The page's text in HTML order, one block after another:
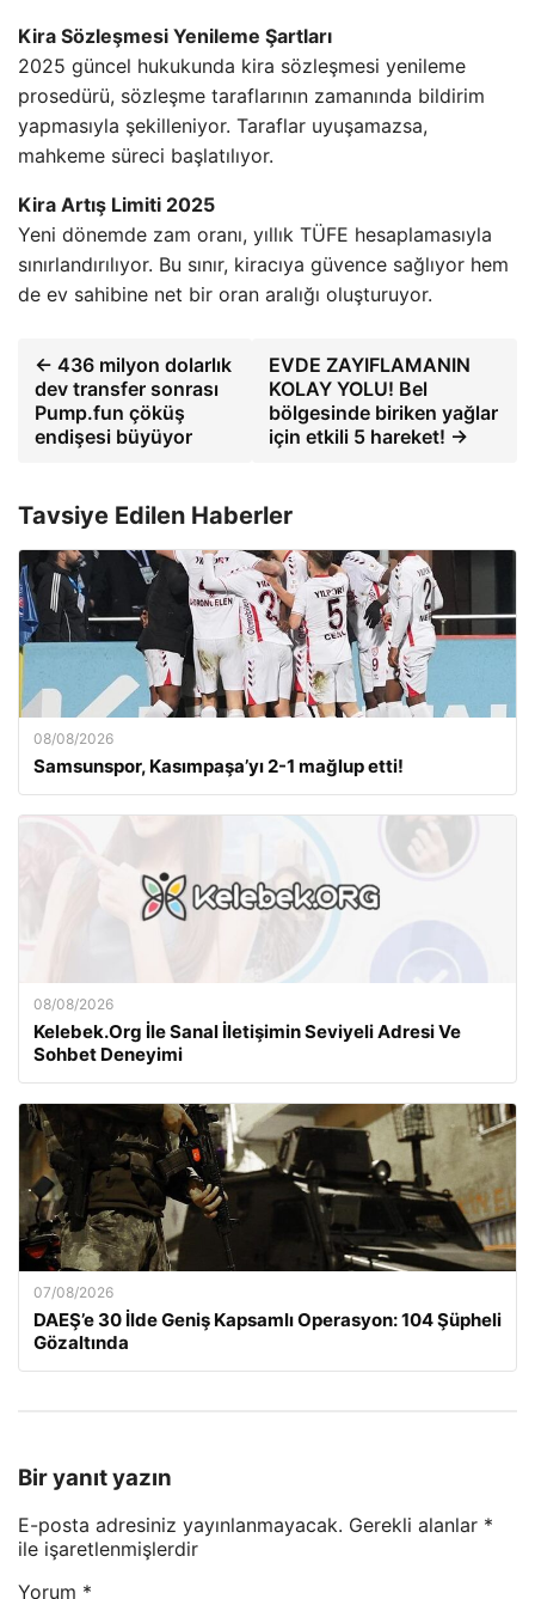
Kira Sözleşmesi Yenileme Şartları
2025 güncel hukukunda kira sözleşmesi yenileme
prosedürü, sözleşme taraflarının zamanında bildirim
yapmasıyla şekilleniyor. Taraflar uyuşamazsa,
mahkeme süreci başlatılıyor.
Kira Artış Limiti 2025
Yeni dönemde zam oranı, yıllık TÜFE hesaplamasıyla
sınırlandırılıyor. Bu sınır, kiracıya güvence sağlıyor hem
de ev sahibine net bir oran aralığı oluşturuyor.
← 436 milyon dolarlık
dev transfer sonrası
Pump.fun çöküş
endişesi büyüyor
EVDE ZAYIFLAMANIN
KOLAY YOLU! Bel
bölgesinde biriken yağlar
için etkili 5 hareket! →
Tavsiye Edilen Haberler
08/08/2026
Samsunspor, Kasımpaşa’yı 2-1 mağlup etti!
08/08/2026
Kelebek.Org İle Sanal İletişimin Seviyeli Adresi Ve
Sohbet Deneyimi
07/08/2026
DAEŞ’e 30 İlde Geniş Kapsamlı Operasyon: 104 Şüpheli
Gözaltında
Bir yanıt yazın
E-posta adresiniz yayınlanmayacak. Gerekli alanlar *
ile işaretlenmişlerdir
Yorum *